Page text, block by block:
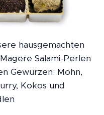
hausgemachten
Magere Salami-Perlen
Gewürzen: Mohn,
Kokos und